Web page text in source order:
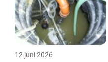
12 juni 2026